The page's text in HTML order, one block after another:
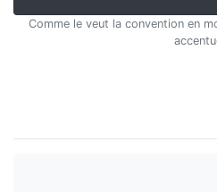
Comme le veut la convention en